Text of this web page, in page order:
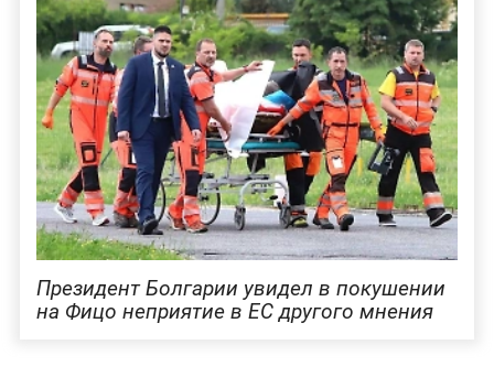
Президент Болгарии увидел в покушении
на Фицо неприятие в ЕС другого мнения